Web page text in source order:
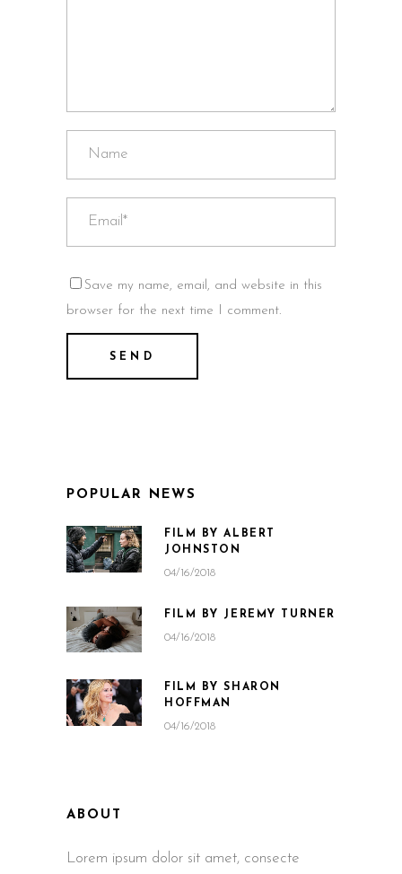
Save my name, email, and website in this
browser for the next time I comment.
POPULAR NEWS
FILM BY ALBERT
JOHNSTON
04/16/2018
FILM BY JEREMY TURNER
04/16/2018
FILM BY SHARON
HOFFMAN
04/16/2018
ABOUT
Lorem ipsum dolor sit amet, consecte